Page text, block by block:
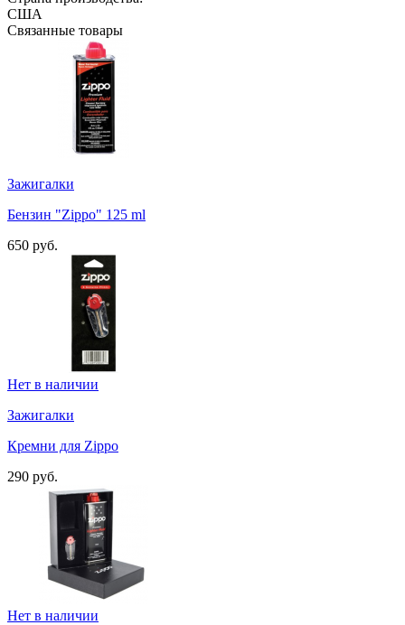
США
Связанные товары
Зажигалки
Бензин "Zippo" 125 ml
650 руб.
Нет в наличии
Зажигалки
Кремни для Zippo
290 руб.
Нет в наличии